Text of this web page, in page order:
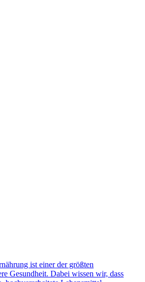
ist einer der größten
Gesundheit. Dabei wissen wir, dass